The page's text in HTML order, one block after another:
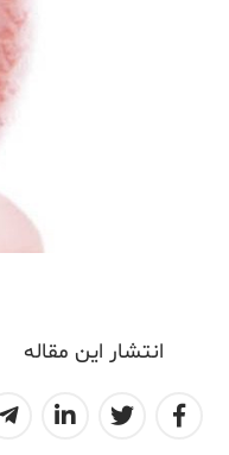
انتشار این مقاله